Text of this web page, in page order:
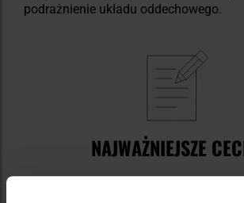
podrażnienie układu oddechowego.
NAJWAŻNIEJSZE
certyfikat ISO 9001-2008